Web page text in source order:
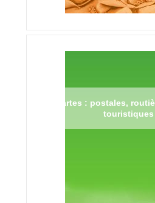
Cartes : postales,
touristiques